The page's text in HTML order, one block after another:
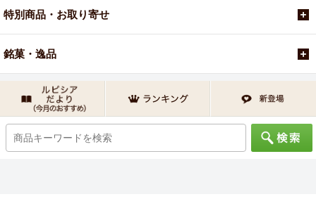
特別商品・お取り寄せ
銘菓・逸品